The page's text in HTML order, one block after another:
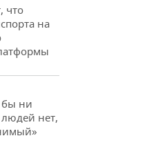
что
на